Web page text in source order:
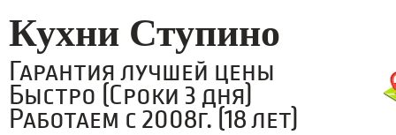
Кухни Ступино
Гарантия лучшей цены
Быстро (Сроки 3 дня)
Работаем с 2008г. (18 лет)